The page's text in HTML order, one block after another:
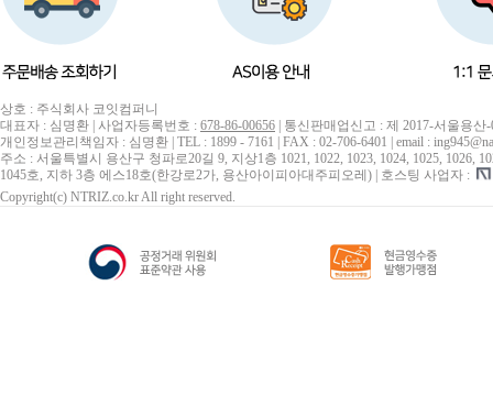
상호 : 주식회사 코잇컴퍼니
대표자 : 심명환 | 사업자등록번호 : 678-86-00656 | 통신판매업신고 : 제 2017-서울용산
개인정보관리책임자 : 심명환 | TEL : 1899 - 7161 | FAX : 02-706-6401 | email :
주소 : 서울특별시 용산구 청파로20길 9, 지상1층 1021, 1022, 1023, 1024, 1025, 1026,
1045호, 지하 3층 에스18호(한강로2가, 용산아이피아대주피오레) | 호스팅 사업자 :
Copyright(c) NTRIZ.co.kr All right reserved.